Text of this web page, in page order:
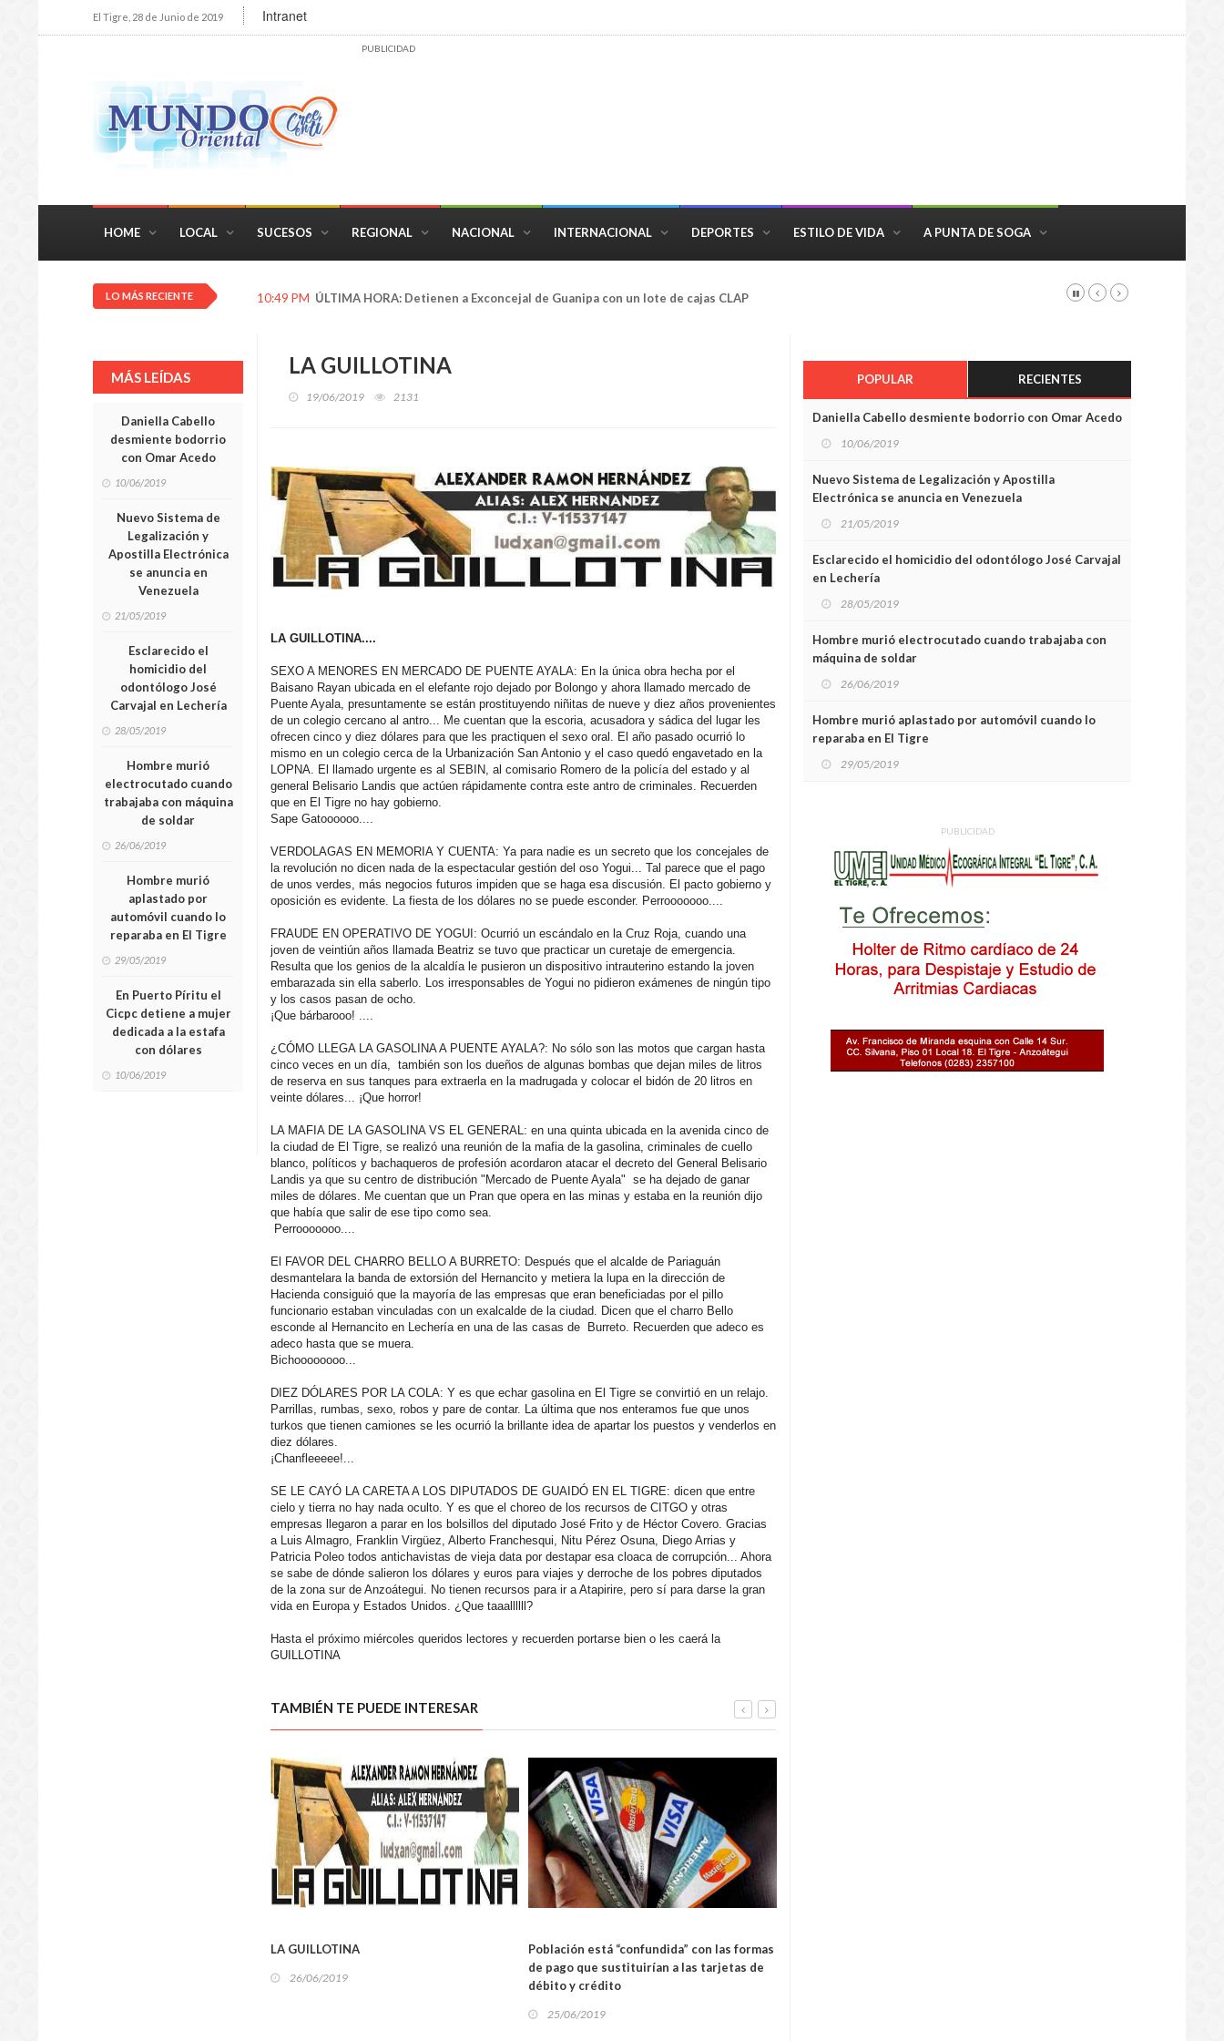
El Tigre, 28 de Junio de 2019 Intranet
PUBLICIDAD
HOME LOCAL SUCESOS REGIONAL NACIONAL INTERNACIONAL DEPORTES ESTILO DE VIDA A PUNTA DE SOGA
LO MÁS RECIENTE 10:49 PM ÚLTIMA HORA: Detienen a Exconcejal de Guanipa con un lote de cajas CLAP
MÁS LEÍDAS
Daniella Cabello
desmiente bodorrio
con Omar Acedo
10/06/2019
Nuevo Sistema de
Legalización y
Apostilla Electrónica
se anuncia en
Venezuela
21/05/2019
Esclarecido el
homicidio del
odontólogo José
Carvajal en Lechería
28/05/2019
Hombre murió
electrocutado cuando
trabajaba con máquina
de soldar
26/06/2019
Hombre murió
aplastado por
automóvil cuando lo
reparaba en El Tigre
29/05/2019
En Puerto Píritu el
Cicpc detiene a mujer
dedicada a la estafa
con dólares
10/06/2019
LA GUILLOTINA
19/06/2019 2131
LA GUILLOTINA....
SEXO A MENORES EN MERCADO DE PUENTE AYALA: En la única obra hecha por el
Baisano Rayan ubicada en el elefante rojo dejado por Bolongo y ahora llamado mercado de
Puente Ayala, presuntamente se están prostituyendo niñitas de nueve y diez años provenientes
de un colegio cercano al antro... Me cuentan que la escoria, acusadora y sádica del lugar les
ofrecen cinco y diez dólares para que les practiquen el sexo oral. El año pasado ocurrió lo
mismo en un colegio cerca de la Urbanización San Antonio y el caso quedó engavetado en la
LOPNA. El llamado urgente es al SEBIN, al comisario Romero de la policía del estado y al
general Belisario Landis que actúen rápidamente contra este antro de criminales. Recuerden
que en El Tigre no hay gobierno.
Sape Gatoooooo....
VERDOLAGAS EN MEMORIA Y CUENTA: Ya para nadie es un secreto que los concejales de
la revolución no dicen nada de la espectacular gestión del oso Yogui... Tal parece que el pago
de unos verdes, más negocios futuros impiden que se haga esa discusión. El pacto gobierno y
oposición es evidente. La fiesta de los dólares no se puede esconder. Perrooooooo....
FRAUDE EN OPERATIVO DE YOGUI: Ocurrió un escándalo en la Cruz Roja, cuando una
joven de veintiún años llamada Beatriz se tuvo que practicar un curetaje de emergencia.
Resulta que los genios de la alcaldía le pusieron un dispositivo intrauterino estando la joven
embarazada sin ella saberlo. Los irresponsables de Yogui no pidieron exámenes de ningún tipo
y los casos pasan de ocho.
¡Que bárbarooo! ....
¿CÓMO LLEGA LA GASOLINA A PUENTE AYALA?: No sólo son las motos que cargan hasta
cinco veces en un día, también son los dueños de algunas bombas que dejan miles de litros
de reserva en sus tanques para extraerla en la madrugada y colocar el bidón de 20 litros en
veinte dólares... ¡Que horror!
LA MAFIA DE LA GASOLINA VS EL GENERAL: en una quinta ubicada en la avenida cinco de
la ciudad de El Tigre, se realizó una reunión de la mafia de la gasolina, criminales de cuello
blanco, políticos y bachaqueros de profesión acordaron atacar el decreto del General Belisario
Landis ya que su centro de distribución "Mercado de Puente Ayala" se ha dejado de ganar
miles de dólares. Me cuentan que un Pran que opera en las minas y estaba en la reunión dijo
que había que salir de ese tipo como sea.
Perrooooooo....
El FAVOR DEL CHARRO BELLO A BURRETO: Después que el alcalde de Pariaguán
desmantelara la banda de extorsión del Hernancito y metiera la lupa en la dirección de
Hacienda consiguió que la mayoría de las empresas que eran beneficiadas por el pillo
funcionario estaban vinculadas con un exalcalde de la ciudad. Dicen que el charro Bello
esconde al Hernancito en Lechería en una de las casas de Burreto. Recuerden que adeco es
adeco hasta que se muera.
Bichoooooooo...
DIEZ DÓLARES POR LA COLA: Y es que echar gasolina en El Tigre se convirtió en un relajo.
Parrillas, rumbas, sexo, robos y pare de contar. La última que nos enteramos fue que unos
turkos que tienen camiones se les ocurrió la brillante idea de apartar los puestos y venderlos en
diez dólares.
¡Chanfleeeee!...
SE LE CAYÓ LA CARETA A LOS DIPUTADOS DE GUAIDÓ EN EL TIGRE: dicen que entre
cielo y tierra no hay nada oculto. Y es que el choreo de los recursos de CITGO y otras
empresas llegaron a parar en los bolsillos del diputado José Frito y de Héctor Covero. Gracias
a Luis Almagro, Franklin Virgüez, Alberto Franchesqui, Nitu Pérez Osuna, Diego Arrias y
Patricia Poleo todos antichavistas de vieja data por destapar esa cloaca de corrupción... Ahora
se sabe de dónde salieron los dólares y euros para viajes y derroche de los pobres diputados
de la zona sur de Anzoátegui. No tienen recursos para ir a Atapirire, pero sí para darse la gran
vida en Europa y Estados Unidos. ¿Que taaallllll?
Hasta el próximo miércoles queridos lectores y recuerden portarse bien o les caerá la
GUILLOTINA
TAMBIÉN TE PUEDE INTERESAR
LA GUILLOTINA
26/06/2019
REGIONAL
Población está “confundida” con las formas
de pago que sustituirían a las tarjetas de
débito y crédito
25/06/2019
POPULAR RECIENTES
Daniella Cabello desmiente bodorrio con Omar Acedo
10/06/2019
Nuevo Sistema de Legalización y Apostilla
Electrónica se anuncia en Venezuela
21/05/2019
Esclarecido el homicidio del odontólogo José Carvajal
en Lechería
28/05/2019
Hombre murió electrocutado cuando trabajaba con
máquina de soldar
26/06/2019
Hombre murió aplastado por automóvil cuando lo
reparaba en El Tigre
29/05/2019
PUBLICIDAD